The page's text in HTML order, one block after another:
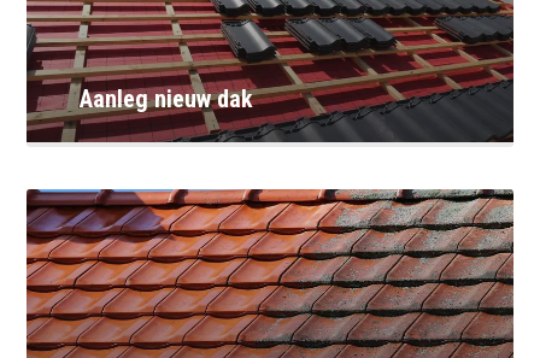
Aanleg nieuw dak